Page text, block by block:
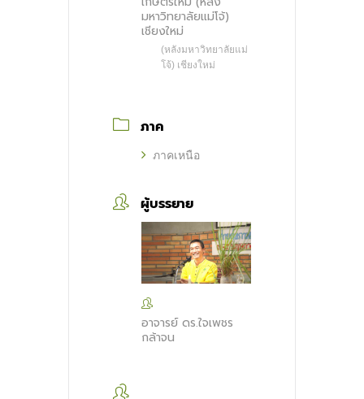
มหาวิทยาลัยแม่โจ้)
เชียงใหม่
(หลังมหาวิทยาลัยแม่
โจ้) เชียงใหม่
ภาค
ภาคเหนือ
ผู้บรรยาย
อาจารย์ ดร.ใจเพชร
กล้าจน